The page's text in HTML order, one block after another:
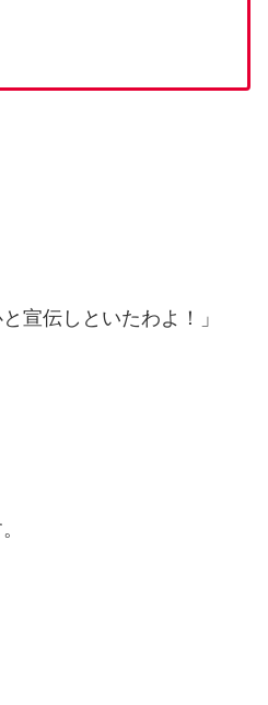
宣伝しといたわよ！」